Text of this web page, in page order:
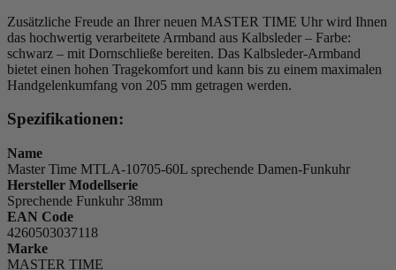
Zusätzliche Freude an Ihrer neuen MASTER TIME Uhr wird Ihnen
das hochwertig verarbeitete Armband aus Kalbsleder – Farbe:
schwarz – mit Dornschließe bereiten. Das Kalbsleder-Armband
bietet einen hohen Tragekomfort und kann bis zu einem maximalen
Handgelenkumfang von 205 mm getragen werden.
Spezifikationen:
Name
Master Time MTLA-10705-60L sprechende Damen-Funkuhr
Hersteller Modellserie
Sprechende Funkuhr 38mm
EAN Code
4260503037118
Marke
MASTER TIME